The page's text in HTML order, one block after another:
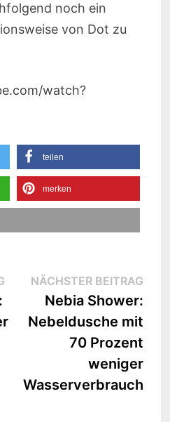
noch ein
von Dot zu
watch?
teilen
merken
Vorheriger
Beitrag:
NÄCHSTER BEITRAG
Nebia Shower:
Nebeldusche mit
70 Prozent
weniger
Wasserverbrauch